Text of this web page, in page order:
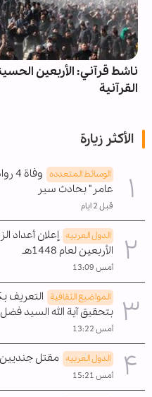
ناشط قرآني: الأربعين
القرآنية
الأكثر زيارة
الوسائط المتعدده
عامر" بحادث سير
قبل 2 ايام
الدول العربیه إعلان أعداد
الأربعين لعام 1448هـ
أمس 13:09
المواضیع الثقافية التعريف
بتحقيق آية الله السيد فضل
أمس 13:22
الدول العربیه مقتل
أمس 15:21